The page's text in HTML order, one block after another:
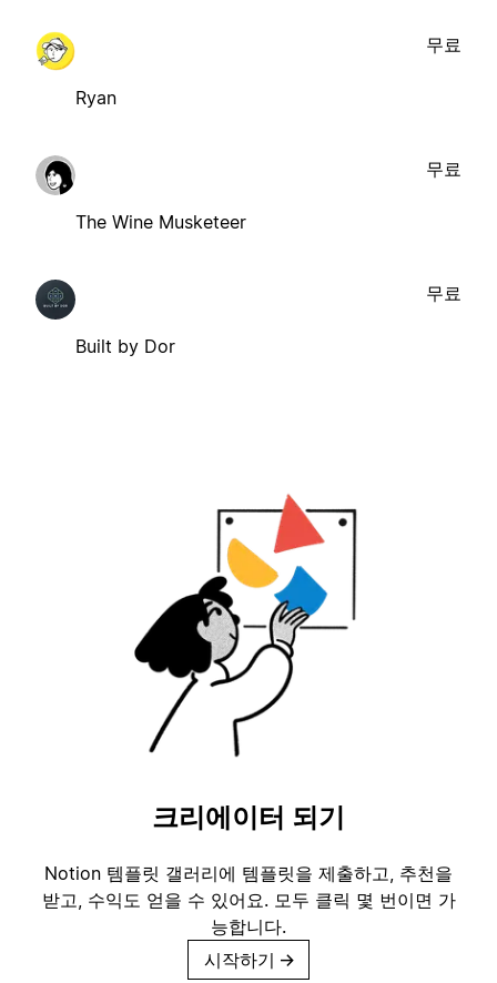
Ryan
무료
The Wine Musketeer
무료
Built by Dor
무료
크리에이터 되기
Notion 템플릿 갤러리에 템플릿을 제출하고, 추천을
받고, 수익도 얻을 수 있어요. 모두 클릭 몇 번이면 가
능합니다.
시작하기 →